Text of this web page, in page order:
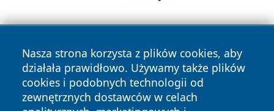
Nasza strona korzysta z plików cookies, aby
działała prawidłowo. Używamy także plików
cookies i podobnych technologii od
zewnętrznych dostawców w celach
Copyright © 2026 raciborski24.pl Wszystkie prawa